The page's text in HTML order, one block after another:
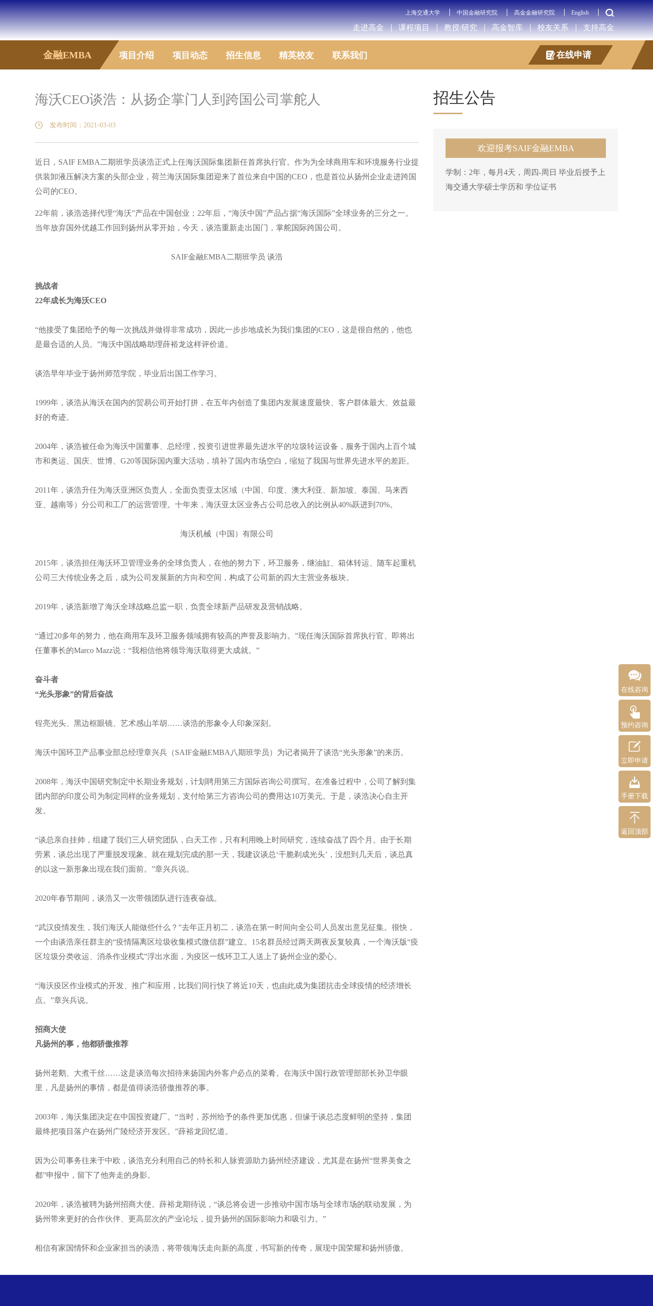
上海交通大学 中国金融研究院 高金金融研究院 English
走进高金 课程项目 教授/研究 高金智库 校友关系 支持高金
金融EMBA 项目介绍 项目动态 招生信息 精英校友 联系我们 在线申请
在线咨询
预约咨询
立即申请
手册下载
返回顶部
海沃CEO谈浩：从扬企掌门人到跨国公司掌舵人
发布时间：2021-03-03
近日，SAIF EMBA二期班学员谈浩正式上任海沃国际集团新任首席执行官。作为为全球商用车和环境服务行业提
供装卸液压解决方案的头部企业，荷兰海沃国际集团迎来了首位来自中国的CEO，也是首位从扬州企业走进跨国
公司的CEO。
22年前，谈浩选择代理“海沃”产品在中国创业；22年后，“海沃中国”产品占据“海沃国际”全球业务的三分之一。
当年放弃国外优越工作回到扬州从零开始，今天，谈浩重新走出国门，掌舵国际跨国公司。
SAIF金融EMBA二期班学员 谈浩
挑战者
22年成长为海沃CEO
“他接受了集团给予的每一次挑战并做得非常成功，因此一步步地成长为我们集团的CEO，这是很自然的，他也
是最合适的人员。”海沃中国战略助理薛裕龙这样评价道。
谈浩早年毕业于扬州师范学院，毕业后出国工作学习。
1999年，谈浩从海沃在国内的贸易公司开始打拼，在五年内创造了集团内发展速度最快、客户群体最大、效益最
好的奇迹。
2004年，谈浩被任命为海沃中国董事、总经理，投资引进世界最先进水平的垃圾转运设备，服务于国内上百个城
市和奥运、国庆、世博、G20等国际国内重大活动，填补了国内市场空白，缩短了我国与世界先进水平的差距。
2011年，谈浩升任为海沃亚洲区负责人，全面负责亚太区域（中国、印度、澳大利亚、新加坡、泰国、马来西
亚、越南等）分公司和工厂的运营管理。十年来，海沃亚太区业务占公司总收入的比例从40%跃进到70%。
海沃机械（中国）有限公司
2015年，谈浩担任海沃环卫管理业务的全球负责人，在他的努力下，环卫服务，继油缸、箱体转运、随车起重机
公司三大传统业务之后，成为公司发展新的方向和空间，构成了公司新的四大主营业务板块。
2019年，谈浩新增了海沃全球战略总监一职，负责全球新产品研发及营销战略。
“通过20多年的努力，他在商用车及环卫服务领域拥有较高的声誉及影响力。”现任海沃国际首席执行官、即将出
任董事长的Marco Mazz说：“我相信他将领导海沃取得更大成就。”
奋斗者
“光头形象”的背后奋战
锃亮光头、黑边框眼镜、艺术感山羊胡……谈浩的形象令人印象深刻。
海沃中国环卫产品事业部总经理章兴兵（SAIF金融EMBA八期班学员）为记者揭开了谈浩“光头形象”的来历。
2008年，海沃中国研究制定中长期业务规划，计划聘用第三方国际咨询公司撰写。在准备过程中，公司了解到集
团内部的印度公司为制定同样的业务规划，支付给第三方咨询公司的费用达10万美元。于是，谈浩决心自主开
发。
“谈总亲自挂帅，组建了我们三人研究团队，白天工作，只有利用晚上时间研究，连续奋战了四个月。由于长期
劳累，谈总出现了严重脱发现象。就在规划完成的那一天，我建议谈总‘干脆剃成光头’，没想到几天后，谈总真
的以这一新形象出现在我们面前。”章兴兵说。
2020年春节期间，谈浩又一次带领团队进行连夜奋战。
“武汉疫情发生，我们海沃人能做些什么？”去年正月初二，谈浩在第一时间向全公司人员发出意见征集。很快，
一个由谈浩亲任群主的“疫情隔离区垃圾收集模式微信群”建立。15名群员经过两天两夜反复较真，一个海沃版“疫
区垃圾分类收运、消杀作业模式”浮出水面，为疫区一线环卫工人送上了扬州企业的爱心。
“海沃疫区作业模式的开发、推广和应用，比我们同行快了将近10天，也由此成为集团抗击全球疫情的经济增长
点。”章兴兵说。
招商大使
凡扬州的事，他都骄傲推荐
扬州老鹅、大煮干丝……这是谈浩每次招待来扬国内外客户必点的菜肴。在海沃中国行政管理部部长孙卫华眼
里，凡是扬州的事情，都是值得谈浩骄傲推荐的事。
2003年，海沃集团决定在中国投资建厂。“当时，苏州给予的条件更加优惠，但缘于谈总态度鲜明的坚持，集团
最终把项目落户在扬州广陵经济开发区。”薛裕龙回忆道。
因为公司事务往来于中欧，谈浩充分利用自己的特长和人脉资源助力扬州经济建设，尤其是在扬州“世界美食之
都”申报中，留下了他奔走的身影。
2020年，谈浩被聘为扬州招商大使。薛裕龙期待说，“谈总将会进一步推动中国市场与全球市场的联动发展，为
扬州带来更好的合作伙伴、更高层次的产业论坛，提升扬州的国际影响力和吸引力。”
相信有家国情怀和企业家担当的谈浩，将带领海沃走向新的高度，书写新的传奇，展现中国荣耀和扬州骄傲。
招生公告
欢迎报考SAIF金融EMBA
学制：2年，每月4天，周四-周日 毕业后授予上
海交通大学硕士学历和 学位证书